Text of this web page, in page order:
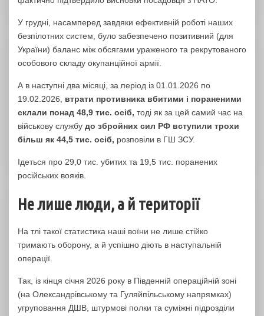
У грудні, насамперед завдяки ефективній роботі наших
безпілотних систем, було забезпечено позитивний (для
України) баланс між обсягами ураженого та рекрутованого
особового складу окупанційної армії.
А в наступні два місяці, за період із 01.01.2026 по
19.02.2026, втрати противника вбитими і пораненими
склали понад 48,9 тис. осіб, тоді як за цей самий час на
військову службу до збройних сил РФ вступили трохи
більш як 44,5 тис. осіб, розповіли в ГШ ЗСУ.
Ідеться про 29,0 тис. убитих та 19,5 тис. поранених
російських вояків.
Не лише люди, а й території
На тлі такої статистика наші воїни не лише стійко
тримають оборону, а й успішно діють в наступальній
операції.
Так, із кінця січня 2026 року в Південній операційній зоні
(на Олександрівському та Гуляйпільському напрямках)
угруповання ДШВ, штурмові полки та суміжні підрозділи